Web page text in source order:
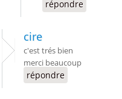
répondre
cire
c'est trés bien
merci beaucoup
répondre